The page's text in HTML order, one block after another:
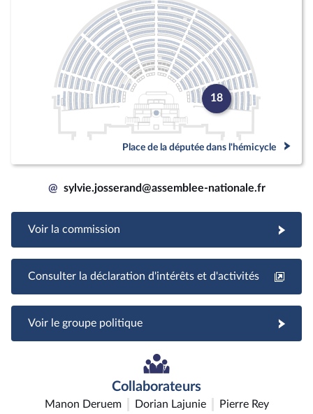
18
Place de la députée dans l'hémicycle
@ sylvie.josserand@assemblee-nationale.fr
Voir la commission
Consulter la déclaration d'intérêts et d'activités
Voir le groupe politique
Collaborateurs
Manon Deruem Dorian Lajunie Pierre Rey